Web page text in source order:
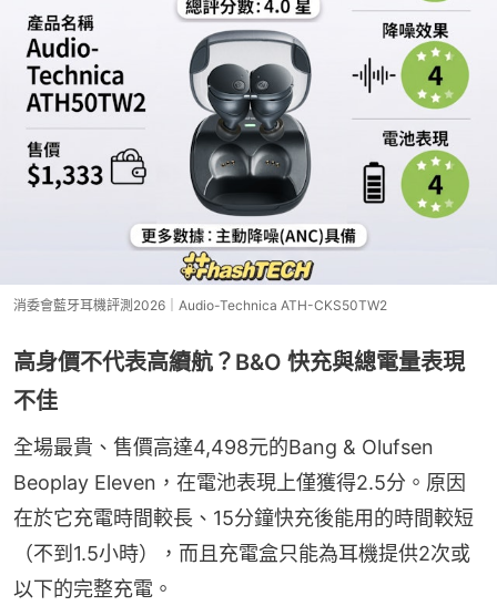
消委會藍牙耳機評測2026｜Audio-Technica ATH-CKS50TW2
高身價不代表高續航？B&O 快充與總電量表現
不佳
全場最貴、售價高達4,498元的Bang & Olufsen
Beoplay Eleven，在電池表現上僅獲得2.5分。原因
在於它充電時間較長、15分鐘快充後能用的時間較短
（不到1.5小時），而且充電盒只能為耳機提供2次或
以下的完整充電。